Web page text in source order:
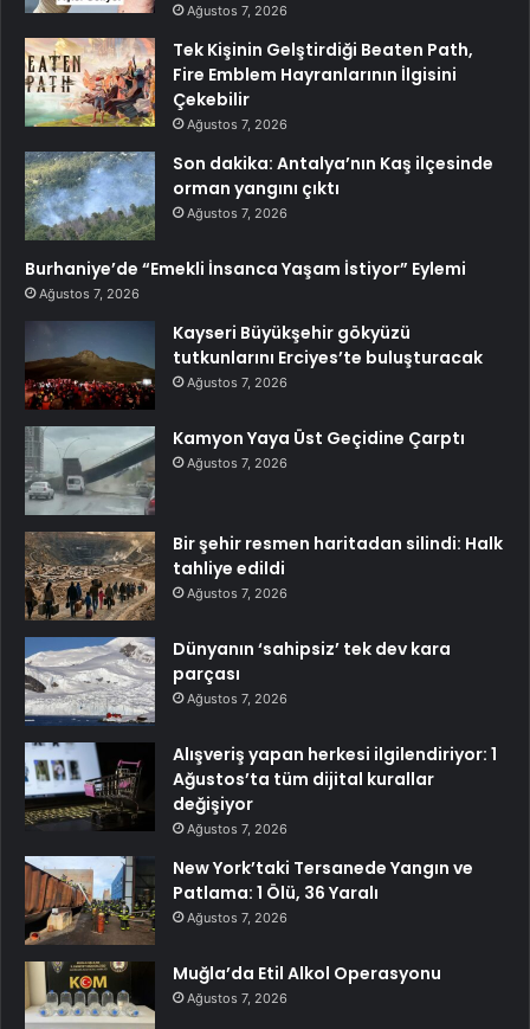
Ağustos 7, 2026
Tek Kişinin Gelştirdiği Beaten Path,
Fire Emblem Hayranlarının İlgisini
Çekebilir
Ağustos 7, 2026
Son dakika: Antalya’nın Kaş ilçesinde
orman yangını çıktı
Ağustos 7, 2026
Burhaniye’de “Emekli İnsanca Yaşam İstiyor” Eylemi
Ağustos 7, 2026
Kayseri Büyükşehir gökyüzü
tutkunlarını Erciyes’te buluşturacak
Ağustos 7, 2026
Kamyon Yaya Üst Geçidine Çarptı
Ağustos 7, 2026
Bir şehir resmen haritadan silindi: Halk
tahliye edildi
Ağustos 7, 2026
Dünyanın ‘sahipsiz’ tek dev kara
parçası
Ağustos 7, 2026
Alışveriş yapan herkesi ilgilendiriyor: 1
Ağustos’ta tüm dijital kurallar
değişiyor
Ağustos 7, 2026
New York’taki Tersanede Yangın ve
Patlama: 1 Ölü, 36 Yaralı
Ağustos 7, 2026
Muğla’da Etil Alkol Operasyonu
Ağustos 7, 2026